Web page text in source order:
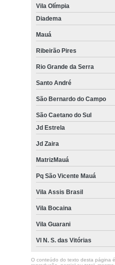
Vila Olímpia
Diadema
Mauá
Ribeirão Pires
Rio Grande da Serra
Santo André
São Bernardo do Campo
São Caetano do Sul
Jd Estrela
Jd Zaira
MatrizMauá
Pq São Vicente Mauá
Vila Assis Brasil
Vila Bocaina
Vila Guarani
Vl N. S. das Vitórias
O conteúdo do texto desta página